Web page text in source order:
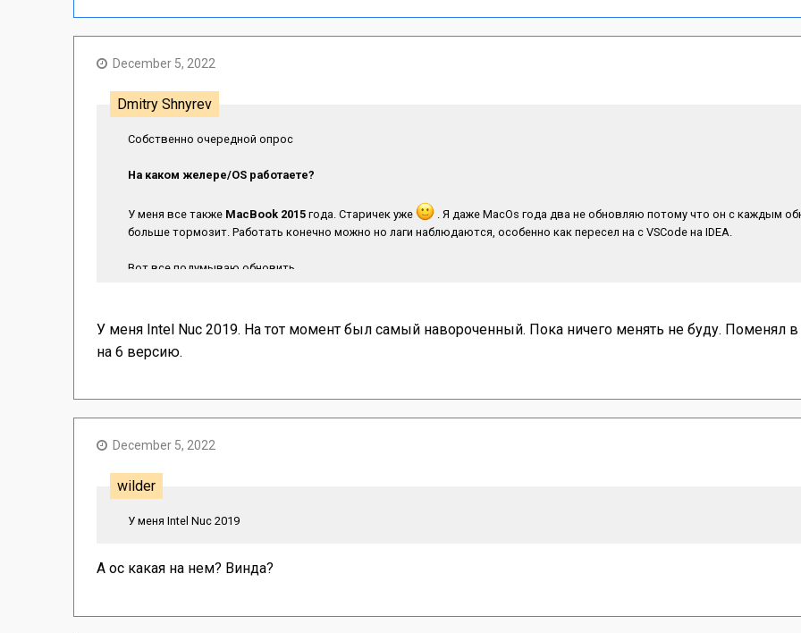
December 5, 2022
Dmitry Shnyrev
Собственно очередной опрос
На каком желеpе/OS работаете?
У меня все также MacBook 2015 года. Старичек уже
. Я даже MacOs года два не обновляю потому что он с каждым
больше тормозит. Работать конечно можно но лаги наблюдаются, особенно как пересел на с VSCode на IDEA.
Вот все подумываю обновить.
У меня Intel Nuc 2019. На тот момент был самый навороченный. Пока ничего менять не буду. Поменял
на 6 версию.
December 5, 2022
wilder
У меня Intel Nuc 2019
А ос какая на нем? Винда?